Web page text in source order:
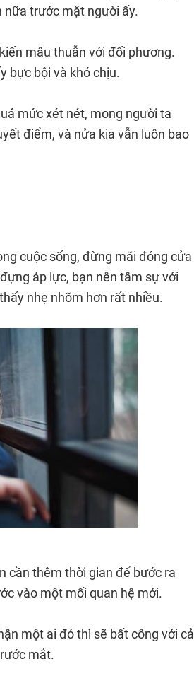
nữa trước mặt người ấy.
mâu thuẫn với đối phương.
bực bội và khó chịu.
mức xét nét, mong người ta
điểm, và nửa kia vẫn luôn bao
cuộc sống, đừng mãi đóng cửa
áp lực, bạn nên tâm sự với
nhẹ nhõm hơn rất nhiều.
cần thêm thời gian để bước ra
vào một mối quan hệ mới.
một ai đó thì sẽ bất công với cả
mắt.